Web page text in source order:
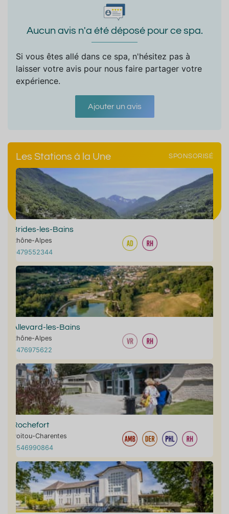
Aucun avis n'a été déposé pour ce spa.
Si vous êtes allé dans ce spa, n'hésitez pas à
laisser votre avis pour nous faire partager votre
expérience.
Ajouter un avis
Les Stations à la Une SPONSORISÉ
Brides-les-Bains
Rhône-Alpes
0479552344
Allevard-les-Bains
Rhône-Alpes
0476975622
Rochefort
Poitou-Charentes
0546990864